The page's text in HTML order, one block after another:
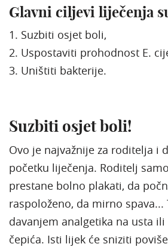
Glavni ciljevi liječenja
1. Suzbiti osjet boli,
2. Uspostaviti prohodnost E.
3. Uništiti bakterije.
Suzbiti osjet boli!
Ovo je najvažnije za roditelja i
početku liječenja. Roditelj
prestane bolno plakati, da
raspoloženo, da mirno spava...
davanjem analgetika na usta
čepića. Isti lijek će sniziti